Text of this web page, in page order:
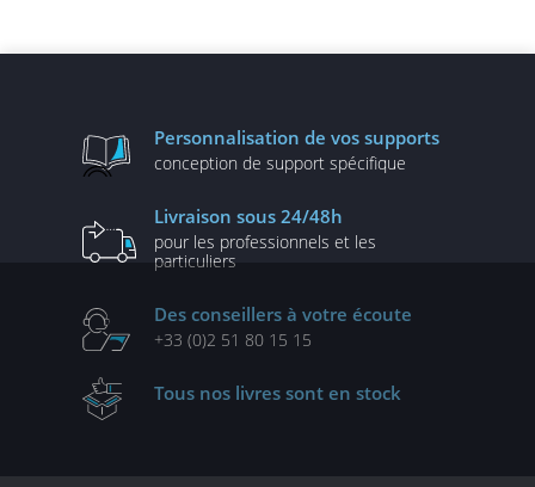
Personnalisation de vos supports
conception de support spécifique
Livraison sous 24/48h
pour les professionnels et les
particuliers
Des conseillers à votre écoute
+33 (0)2 51 80 15 15
Tous nos livres sont en stock